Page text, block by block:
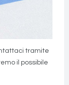
tramite
il possibile